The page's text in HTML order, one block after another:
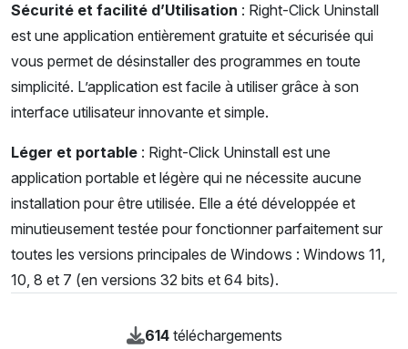
Sécurité et facilité d’Utilisation : Right-Click Uninstall
est une application entièrement gratuite et sécurisée qui
vous permet de désinstaller des programmes en toute
simplicité. L’application est facile à utiliser grâce à son
interface utilisateur innovante et simple.
Léger et portable : Right-Click Uninstall est une
application portable et légère qui ne nécessite aucune
installation pour être utilisée. Elle a été développée et
minutieusement testée pour fonctionner parfaitement sur
toutes les versions principales de Windows : Windows 11,
10, 8 et 7 (en versions 32 bits et 64 bits).
614téléchargements